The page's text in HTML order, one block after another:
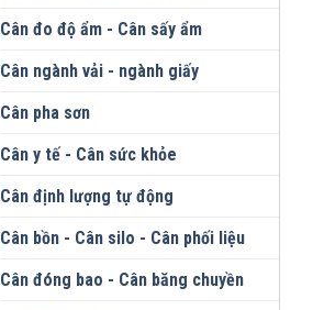
Cân đo độ ẩm - Cân sấy ẩm
Cân ngành vải - ngành giấy
Cân pha sơn
Cân y tế - Cân sức khỏe
Cân định lượng tự động
Cân bồn - Cân silo - Cân phối liệu
Cân đóng bao - Cân băng chuyền